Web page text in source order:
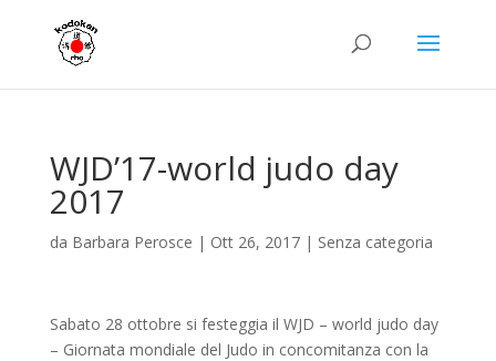
WJD’17-world judo day
2017
da Barbara Perosce | Ott 26, 2017| Senza categoria
Sabato 28 ottobre si festeggia il WJD – world judo day
– Giornata mondiale del Judo in concomitanza con la